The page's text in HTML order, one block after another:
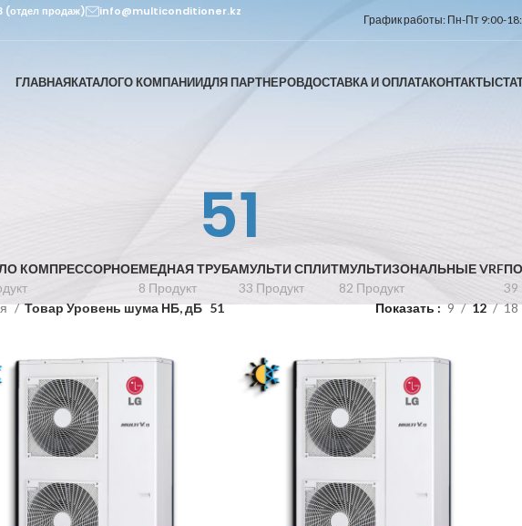
продаж) info@multiconditioner.kz
График работы: Пн-Пт 9:00-
ГЛАВНАЯКАТАЛОГО КОМПАНИИДЛЯ ПАРТНЕРОВДОСТАВКА И ОПЛАТАКОНТАКТЫ
51
КОМПРЕССОРНОЕМЕДНАЯ ТРУБА
8 Продукт
МУЛЬТИ СПЛИТ
33 Продукт
МУЛЬТИЗОНАЛЬНЫЕ VRF
82 Продукт
39
Товар Уровень шума НБ, дБ 51 Показать 9 12 18